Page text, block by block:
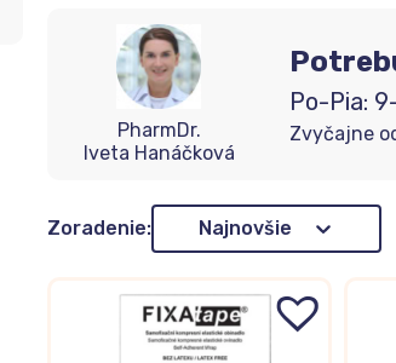
PharmDr.
Iveta Hanáčková
Po-Pia:
Zvyčajne
Zoradenie: ZoradenieNajnovšie